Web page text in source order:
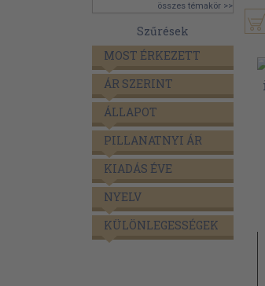
összes témakör >>
Szűrések
MOST ÉRKEZETT
ÁR SZERINT
ÁLLAPOT
PILLANATNYI ÁR
KIADÁS ÉVE
NYELV
KÜLÖNLEGESSÉGEK